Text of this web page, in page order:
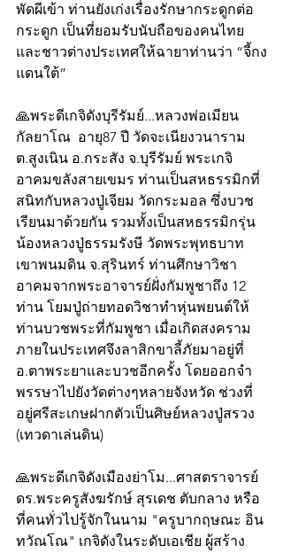
พัดผีเข้า ท่านยังเก่งเรื่องรักษากระดูกต่อ
กระดูก เป็นที่ยอมรับนับถือของคนไทย
และชาวต่างประเทศให้ฉายาท่านว่า “จี้กง
แดนใต้”
🙏พระดีเกจิดังบุรีรัมย์...หลวงพ่อเมียน
กัลยาโณ  อายุ87 ปี วัดจะเนียงวนาราม
ต.สูงเนิน อ.กระสัง จ.บุรีรัมย์ พระเกจิ
อาคมขลังสายเขมร ท่านเป็นสหธรรมิกที่
สนิทกับหลวงปู่เจียม วัดกระมอล ซึ่งบวช
เรียนมาด้วยกัน รวมทั้งเป็นสหธรรมิกรุ่น
น้องหลวงปู่ธรรมรังษี วัดพระพุทธบาท
เขาพนมดิน จ.สุรินทร์ ท่านศึกษาวิชา
อาคมจากพระอาจารย์ฝั่งกัมพูชาถึง 12
ท่าน โยมปู่ถ่ายทอดวิชาทำหุ่นพยนต์ให้
ท่านบวชพระที่กัมพูชา เมื่อเกิดสงคราม
ภายในประเทศจึงลาสิกขาลี้ภัยมาอยู่ที่
อ.ตาพระยาและบวชอีกครั้ง โดยออกจำ
พรรษาไปยังวัดต่างๆหลายจังหวัด ช่วงที่
อยู่ศรีสะเกษฝากตัวเป็นศิษย์หลวงปู่สรวง
(เทวดาเล่นดิน)
🙏พระดีเกจิดังเมืองย่าโม...ศาสตราจารย์
ดร.พระครูสังฆรักษ์ สุรเดช ตับกลาง หรือ
ที่คนทั่วไปรู้จักในนาม "ครูบากฤษณะ อิน
ทวัณโณ" เกจิดังในระดับเอเชีย ผู้สร้าง